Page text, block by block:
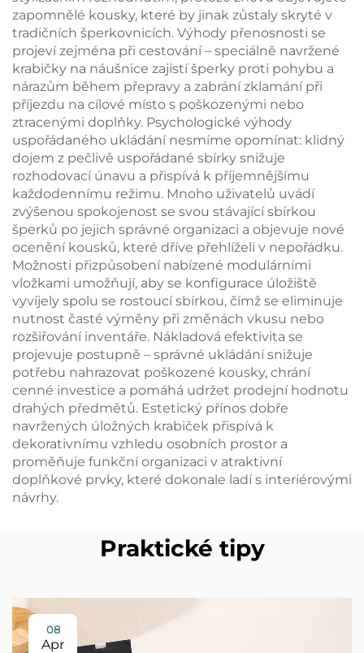
zapomnělé kousky, které by jinak zůstaly skryté v
tradičních šperkovnicích. Výhody přenosnosti se
projeví zejména při cestování – speciálně navržené
krabičky na náušnice zajistí šperky proti pohybu a
nárazům během přepravy a zabrání zklamání při
příjezdu na cílové místo s poškozenými nebo
ztracenými doplňky. Psychologické výhody
uspořádaného ukládání nesmíme opomínat: klidný
dojem z pečlivě uspořádané sbírky snižuje
rozhodovací únavu a přispívá k příjemnějšímu
každodennímu režimu. Mnoho uživatelů uvádí
zvýšenou spokojenost se svou stávající sbírkou
šperků po jejich správné organizaci a objevuje nové
ocenění kousků, které dříve přehlíželi v nepořádku.
Možnosti přizpůsobení nabízené modulárními
vložkami umožňují, aby se konfigurace úložiště
vyvíjely spolu se rostoucí sbírkou, čímž se eliminuje
nutnost časté výměny při změnách vkusu nebo
rozšiřování inventáře. Nákladová efektivita se
projevuje postupně – správné ukládání snižuje
potřebu nahrazovat poškozené kousky, chrání
cenné investice a pomáhá udržet prodejní hodnotu
drahých předmětů. Estetický přínos dobře
navržených úložných krabiček přispívá k
dekorativnímu vzhledu osobních prostor a
proměňuje funkční organizaci v atraktivní
doplňkové prvky, které dokonale ladí s interiérovými
návrhy.
Praktické tipy
08
Apr